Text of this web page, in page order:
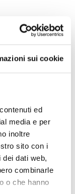
sui cookie
ed
media e per
inoltre
sito con i
dati web,
combinarle
o che hanno